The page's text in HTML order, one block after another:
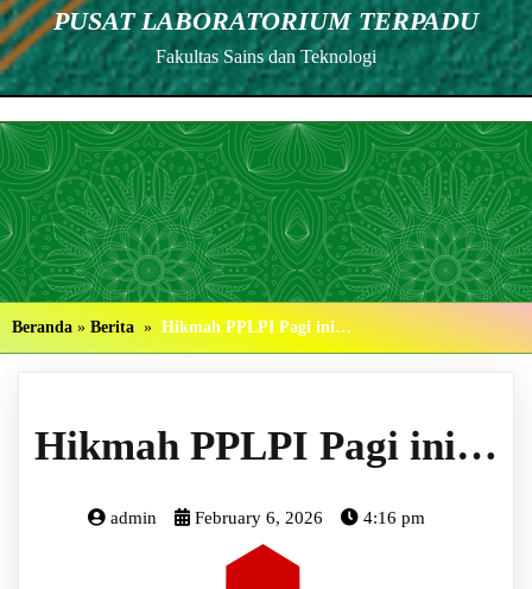
PUSAT LABORATORIUM TERPADU
Fakultas Sains dan Teknologi
Beranda » Berita » Hikmah PPLPI Pagi ini…
Hikmah PPLPI Pagi ini…
admin February 6, 2026 4:16 pm